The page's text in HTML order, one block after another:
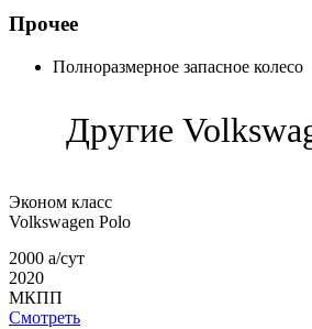
Прочее
Полноразмерное запасное колесо
Другие
Эконом класс
Volkswagen Polo
2000 a/сут
2020
МКПП
Смотреть